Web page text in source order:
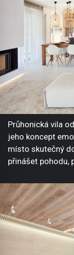
Průhonická vila
jeho koncept
místo skutečný
přinášet pohodu,